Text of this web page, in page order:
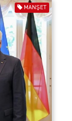
MANŞET